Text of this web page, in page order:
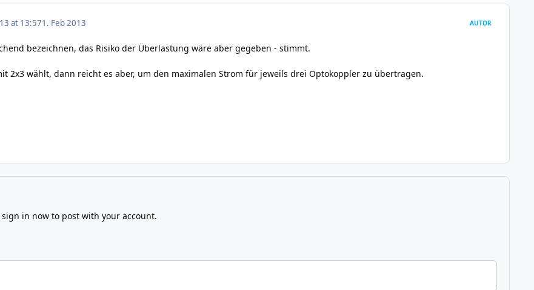
at 13:571. Feb 2013 AUTOR
bezeichnen, das Risiko der Überlastung wäre aber gegeben - stimmt.
2x3 wählt, dann reicht es aber, um den maximalen Strom für jeweils drei Optokoppler zu übertragen.
sign in nowto post with your account.